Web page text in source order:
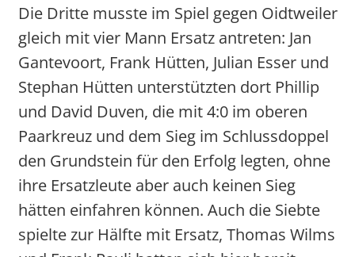
Die Dritte musste im Spiel gegen Oidtweiler
gleich mit vier Mann Ersatz antreten: Jan
Gantevoort, Frank Hütten, Julian Esser und
Stephan Hütten unterstützten dort Phillip
und David Duven, die mit 4:0 im oberen
Paarkreuz und dem Sieg im Schlussdoppel
den Grundstein für den Erfolg legten, ohne
ihre Ersatzleute aber auch keinen Sieg
hätten einfahren können. Auch die Siebte
spielte zur Hälfte mit Ersatz, Thomas Wilms